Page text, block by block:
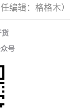
任编辑：格格木）
号